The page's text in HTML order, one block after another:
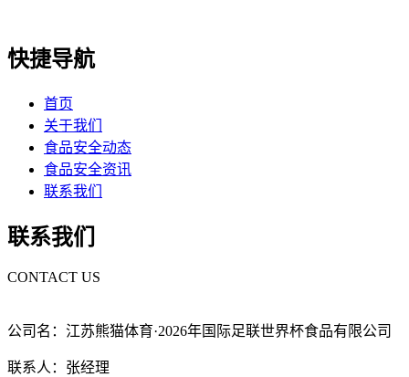
快捷导航
首页
关于我们
食品安全动态
食品安全资讯
联系我们
联系我们
CONTACT US
公司名：江苏熊猫体育·2026年国际足联世界杯食品有限公司
联系人：张经理